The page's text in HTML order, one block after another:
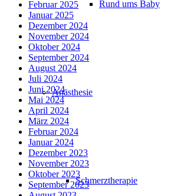
Rund ums Baby
Anästhesie
Schmerztherapie
Februar 2025
Januar 2025
Dezember 2024
November 2024
Oktober 2024
September 2024
August 2024
Juli 2024
Juni 2024
Mai 2024
April 2024
März 2024
Februar 2024
Januar 2024
Dezember 2023
November 2023
Oktober 2023
September 2023